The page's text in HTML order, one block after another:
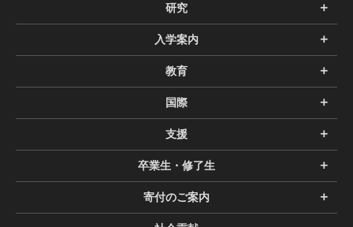
研究
入学案内
教育
国際
支援
卒業生・修了生
寄付のご案内